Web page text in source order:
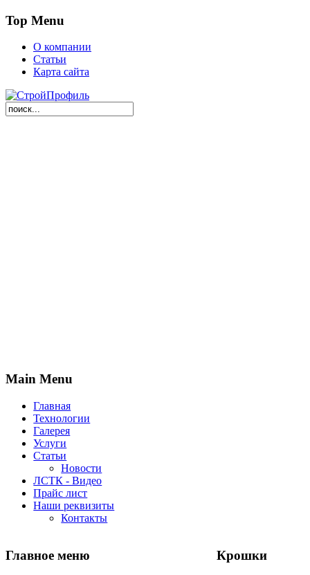
Top Menu
О компании
Статьи
Карта сайта
Main Menu
Главная
Технологии
Галерея
Услуги
Статьи
Новости
ЛСТК - Видео
Прайс лист
Наши реквизиты
Контакты
Главное меню Крошки